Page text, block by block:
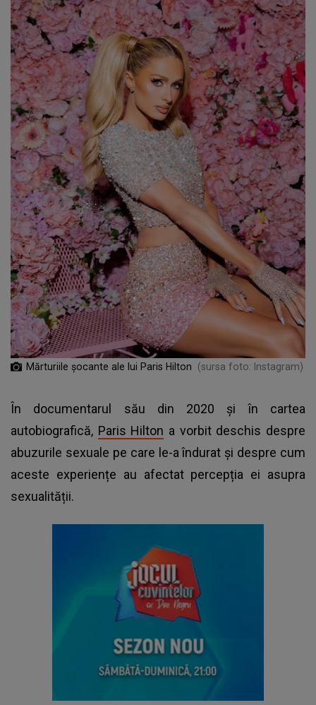
Mărturiile șocante ale lui Paris Hilton (sursa foto: Instagram)
În documentarul său din 2020 și în cartea
autobiografică, Paris Hilton a vorbit deschis despre
abuzurile sexuale pe care le-a îndurat și despre cum
aceste experiențe au afectat percepția ei asupra
sexualității.